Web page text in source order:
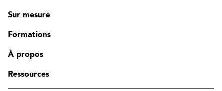
Sur mesure
Formations
À propos
Ressources